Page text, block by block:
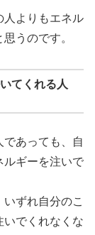
人よりもエネル
うのです。
てくれる人
あっても、自
ルギーを注いで
ずれ自分のこ
いでくれなくな